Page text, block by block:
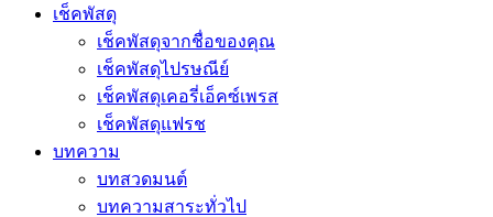
เช็คพัสดุ
เช็คพัสดุจากชื่อของคุณ
เช็คพัสดุไปรษณีย์
เช็คพัสดุเคอรี่เอ็คซ์เพรส
เช็คพัสดุแฟรช
บทความ
บทสวดมนต์
บทความสาระทั่วไป